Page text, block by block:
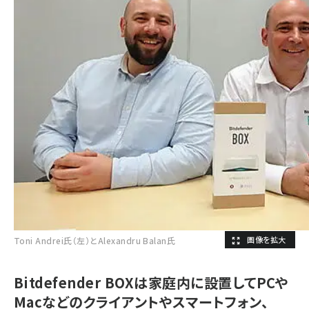
Toni Andrei氏（左）とAlexandru Balan氏
Bitdefender BOXは家庭内に設置してPCや
Macなどのクライアントやスマートフォン、